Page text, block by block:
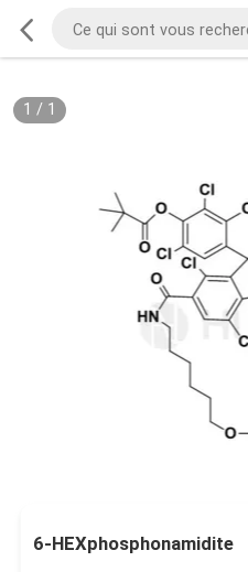
1 / 1
6-HEXphosphonamidite